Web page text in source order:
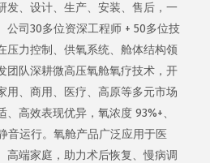
发、设计、生产、安装、售后，一
公司30多位资深工程师 + 50多位技
压力控制、供氧系统、舱体结构领
团队深耕微高压氧舱氧疗技术，开
用、商用、医疗、高原等多元市场
高效表现优异，氧浓度 93%+、
音运行。氧舱产品广泛应用于医
高端家庭，助力术后恢复、慢病调